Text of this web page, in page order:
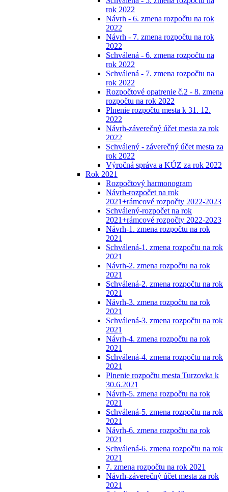
rok 2022
Návrh - 6. zmena rozpočtu na rok
2022
Návrh - 7. zmena rozpočtu na rok
2022
Schválená - 6. zmena rozpočtu na
rok 2022
Schválená - 7. zmena rozpočtu na
rok 2022
Rozpočtové opatrenie č.2 - 8. zmena
rozpočtu na rok 2022
Plnenie rozpočtu mesta k 31. 12.
2022
Návrh-záverečný účet mesta za rok
2022
Schválený - záverečný účet mesta za
rok 2022
Výročná správa a KÚZ za rok 2022
Rok 2021
Rozpočtový harmonogram
Návrh-rozpočet na rok
2021+rámcové rozpočty 2022-2023
Schválený-rozpočet na rok
2021+rámcové rozpočty 2022-2023
Návrh-1. zmena rozpočtu na rok
2021
Schválená-1. zmena rozpočtu na rok
2021
Návrh-2. zmena rozpočtu na rok
2021
Schválená-2. zmena rozpočtu na rok
2021
Návrh-3. zmena rozpočtu na rok
2021
Schválená-3. zmena rozpočtu na rok
2021
Návrh-4. zmena rozpočtu na rok
2021
Schválená-4. zmena rozpočtu na rok
2021
Plnenie rozpočtu mesta Turzovka k
30.6.2021
Návrh-5. zmena rozpočtu na rok
2021
Schválená-5. zmena rozpočtu na rok
2021
Návrh-6. zmena rozpočtu na rok
2021
Schválená-6. zmena rozpočtu na rok
2021
7. zmena rozpočtu na rok 2021
Návrh-záverečný účet mesta za rok
2021